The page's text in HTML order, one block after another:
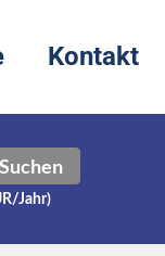
Kontakt
Suchen
Jahr)